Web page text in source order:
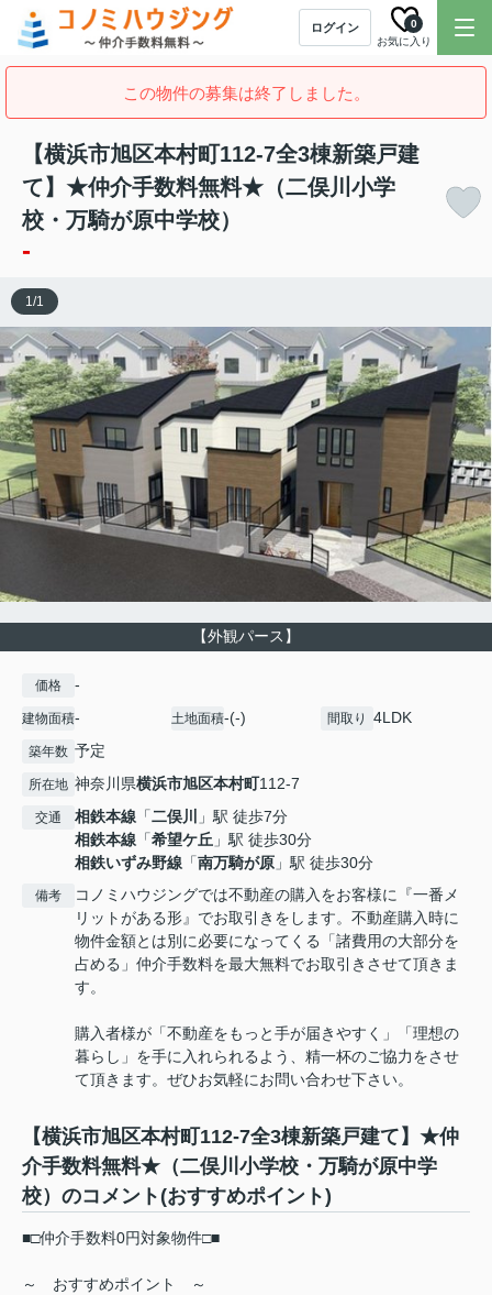
ログイン
お気に入り
0
この物件の募集は終了しました。
【横浜市旭区本村町112-7全3棟新築戸建
て】★仲介手数料無料★（二俣川小学
校・万騎が原中学校）
-
【外観パース】
1/1
価格 -
建物面積- 土地面積-(-) 間取り 4LDK
築年数 予定
所在地 神奈川県横浜市旭区本村町112-7
交通 相鉄本線 「二俣川
」駅 徒歩7分
相鉄本線 「希望ケ丘 」駅 徒歩30分
相鉄いずみ野線 「南万騎が原 」駅 徒歩30分
備考
コノミハウジングでは不動産の購入をお客様に『一番メ
リットがある形』でお取引きをします。不動産購入時に
物件金額とは別に必要になってくる「諸費用の大部分を
占める」仲介手数料を最大無料でお取引きさせて頂きま
す。
購入者様が「不動産をもっと手が届きやすく」「理想の
暮らし」を手に入れられるよう、精一杯のご協力をさせ
て頂きます。ぜひお気軽にお問い合わせ下さい。
【横浜市旭区本村町112-7全3棟新築戸建て】★仲
介手数料無料★（二俣川小学校・万騎が原中学
校）のコメント(おすすめポイント)
■□仲介手数料0円対象物件□■
～ おすすめポイント ～